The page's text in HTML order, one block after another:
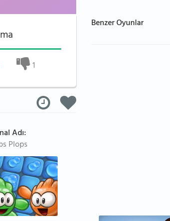
1
Adı:
Plops
Benzer Oyunlar